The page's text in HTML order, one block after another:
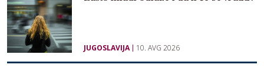
JUGOSLAVIJA 10. AVG 2026